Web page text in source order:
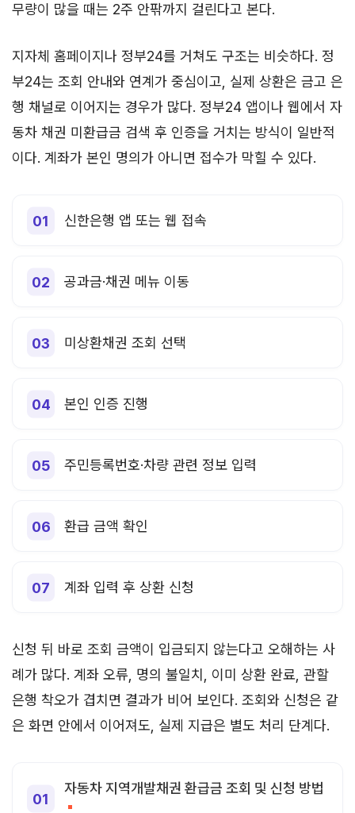
무량이 많을 때는 2주 안팎까지 걸린다고 본다.
지자체 홈페이지나 정부24를 거쳐도 구조는 비슷하다. 정
부24는 조회 안내와 연계가 중심이고, 실제 상환은 금고 은
행 채널로 이어지는 경우가 많다. 정부24 앱이나 웹에서 자
동차 채권 미환급금 검색 후 인증을 거치는 방식이 일반적
이다. 계좌가 본인 명의가 아니면 접수가 막힐 수 있다.
신한은행 앱 또는 웹 접속
공과금·채권 메뉴 이동
미상환채권 조회 선택
본인 인증 진행
주민등록번호·차량 관련 정보 입력
환급 금액 확인
계좌 입력 후 상환 신청
신청 뒤 바로 조회 금액이 입금되지 않는다고 오해하는 사
례가 많다. 계좌 오류, 명의 불일치, 이미 상환 완료, 관할
은행 착오가 겹치면 결과가 비어 보인다. 조회와 신청은 같
은 화면 안에서 이어져도, 실제 지급은 별도 처리 단계다.
자동차 지역개발채권 환급금 조회 및 신청 방법